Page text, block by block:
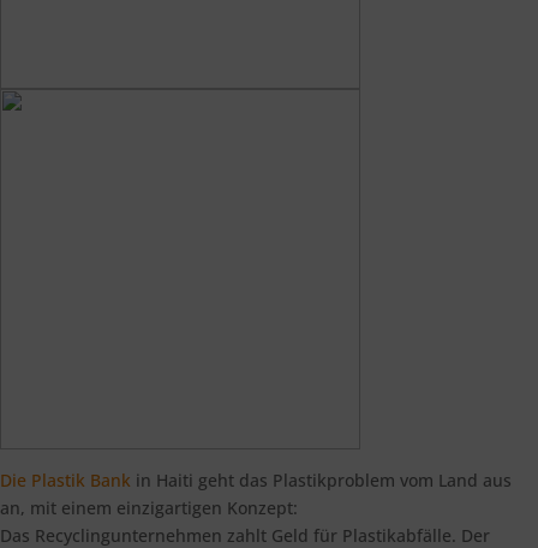
Die Plastik Bank in Haiti geht das Plastikproblem vom Land aus
an, mit einem einzigartigen Konzept:
Das Recyclingunternehmen zahlt Geld für Plastikabfälle. Der